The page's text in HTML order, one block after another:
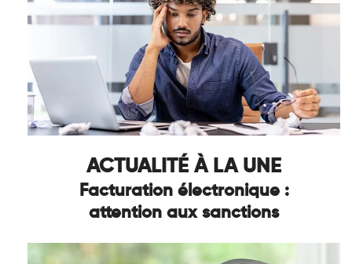
ACTUALITÉ À LA UNE
Facturation électronique :
attention aux sanctions